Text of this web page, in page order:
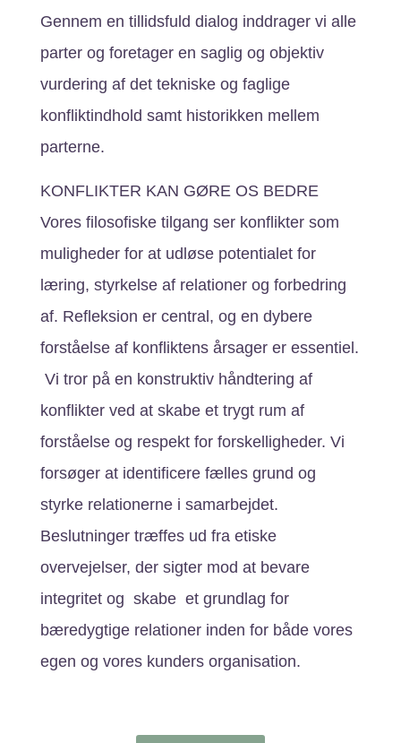
Gennem en tillidsfuld dialog inddrager vi alle
parter og foretager en saglig og objektiv
vurdering af det tekniske og faglige
konfliktindhold samt historikken mellem
parterne.
KONFLIKTER KAN GØRE OS BEDRE
Vores filosofiske tilgang ser konflikter som
muligheder for at udløse potentialet for
læring, styrkelse af relationer og forbedring
af. Refleksion er central, og en dybere
forståelse af konfliktens årsager er essentiel.
Vi tror på en konstruktiv håndtering af
konflikter ved at skabe et trygt rum af
forståelse og respekt for forskelligheder. Vi
forsøger at identificere fælles grund og
styrke relationerne i samarbejdet.
Beslutninger træffes ud fra etiske
overvejelser, der sigter mod at bevare
integritet og skabe et grundlag for
bæredygtige relationer inden for både vores
egen og vores kunders organisation.